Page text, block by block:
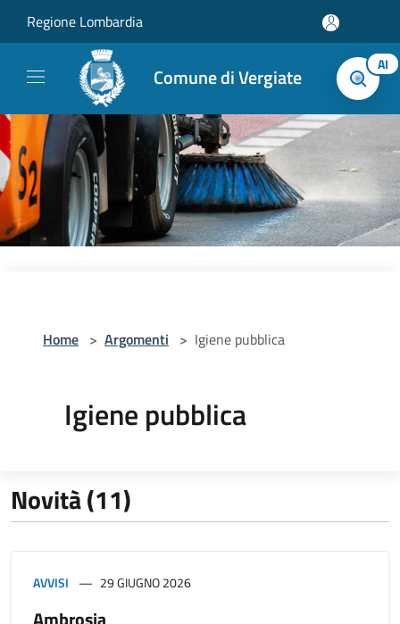
Regione Lombardia
Comune di Vergiate AI
Home > Argomenti > Igiene pubblica
Igiene pubblica
Novità (11)
AVVISI 29 GIUGNO 2026